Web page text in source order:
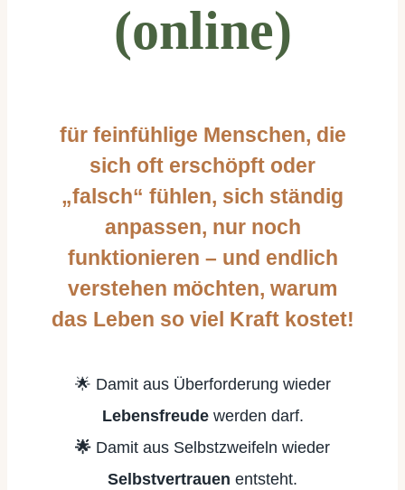
(online)
für feinfühlige Menschen, die
sich oft erschöpft oder
„falsch“ fühlen, sich ständig
anpassen, nur noch
funktionieren – und endlich
verstehen möchten, warum
das Leben so viel Kraft kostet!
🌟 Damit aus Überforderung wieder
Lebensfreude werden darf.
🌟 Damit aus Selbstzweifeln wieder
Selbstvertrauen entsteht.